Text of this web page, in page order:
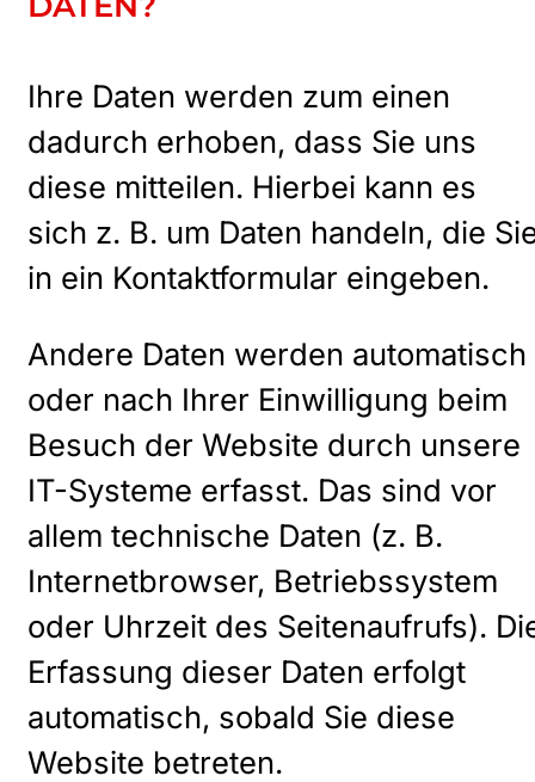
Ihre Daten werden zum einen
dadurch erhoben, dass Sie uns
diese mitteilen. Hierbei kann es
sich z. B. um Daten handeln, die
in ein Kontaktformular eingeben.
Andere Daten werden automatisch
oder nach Ihrer Einwilligung beim
Besuch der Website durch unsere
IT-Systeme erfasst. Das sind vor
allem technische Daten (z. B.
Internetbrowser, Betriebssystem
oder Uhrzeit des Seitenaufrufs).
Erfassung dieser Daten erfolgt
automatisch, sobald Sie diese
Website betreten.